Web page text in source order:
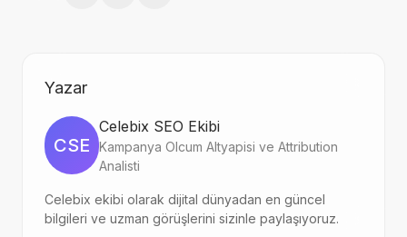
Yazar
CSE
Celebix SEO Ekibi
Kampanya Olcum Altyapisi ve Attribution
Analisti
Celebix ekibi olarak dijital dünyadan en güncel
bilgileri ve uzman görüşlerini sizinle paylaşıyoruz.